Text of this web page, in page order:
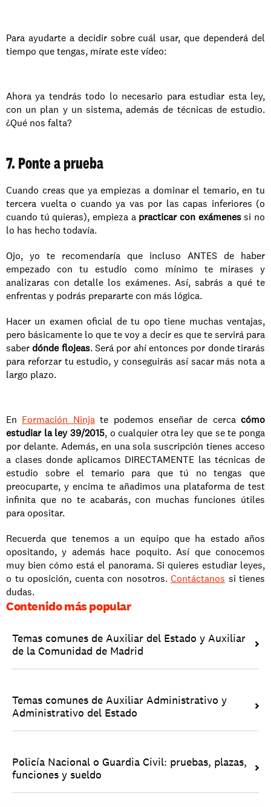
Para ayudarte a decidir sobre cuál usar, que dependerá del
tiempo que tengas, mírate este vídeo:
Ahora ya tendrás todo lo necesario para estudiar esta ley,
con un plan y un sistema, además de técnicas de estudio.
¿Qué nos falta?
7. Ponte a prueba
Cuando creas que ya empiezas a dominar el temario, en tu
tercera vuelta o cuando ya vas por las capas inferiores (o
cuando tú quieras), empieza a practicar con exámenes si no
lo has hecho todavía.
Ojo, yo te recomendaría que incluso ANTES de haber
empezado con tu estudio como mínimo te mirases y
analizaras con detalle los exámenes. Así, sabrás a qué te
enfrentas y podrás prepararte con más lógica.
Hacer un examen oficial de tu opo tiene muchas ventajas,
pero básicamente lo que te voy a decir es que te servirá para
saber dónde flojeas. Será por ahí entonces por donde tirarás
para reforzar tu estudio, y conseguirás así sacar más nota a
largo plazo.
En Formación Ninja te podemos enseñar de cerca cómo
estudiar la ley 39/2015, o cualquier otra ley que se te ponga
por delante. Además, en una sola suscripción tienes acceso
a clases donde aplicamos DIRECTAMENTE las técnicas de
estudio sobre el temario para que tú no tengas que
preocuparte, y encima te añadimos una plataforma de test
infinita que no te acabarás, con muchas funciones útiles
para opositar.
Recuerda que tenemos a un equipo que ha estado años
opositando, y además hace poquito. Así que conocemos
muy bien cómo está el panorama. Si quieres estudiar leyes,
o tu oposición, cuenta con nosotros. Contáctanos si tienes
dudas.
Contenido más popular
Temas comunes de Auxiliar del Estado y Auxiliar
de la Comunidad de Madrid
Temas comunes de Auxiliar Administrativo y
Administrativo del Estado
Policía Nacional o Guardia Civil: pruebas, plazas,
funciones y sueldo